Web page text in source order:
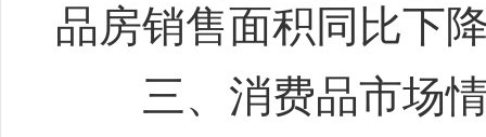
品房销售面积同比下
三、消费品市场